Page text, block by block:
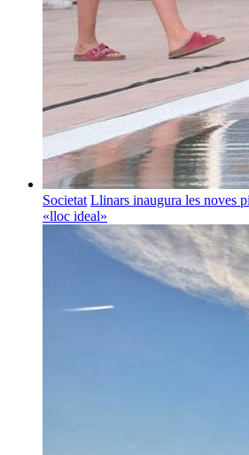
Societat Llinars inaugura les noves
«lloc ideal»